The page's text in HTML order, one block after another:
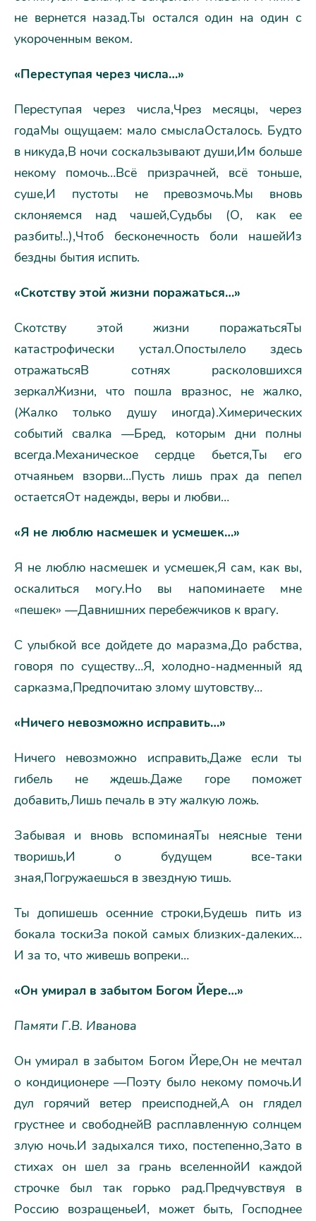
не вернется назад.Ты остался один на один с
укороченным веком.
«Переступая через числа…»
Переступая через числа,Чрез месяцы, через
годаМы ощущаем: мало смыслаОсталось. Будто
в никуда,В ночи соскальзывают души,Им больше
некому помочь…Всё призрачней, всё тоньше,
суше,И пустоты не превозмочь.Мы вновь
склоняемся над чашей,Судьбы (О, как ее
разбить!..),Чтоб бесконечность боли нашейИз
бездны бытия испить.
«Скотству этой жизни поражаться…»
Скотству этой жизни поражатьсяТы
катастрофически устал.Опостылело здесь
отражатьсяВ сотнях расколовшихся
зеркалЖизни, что пошла вразнос, не жалко,
(Жалко только душу иногда).Химерических
событий свалка —Бред, которым дни полны
всегда.Механическое сердце бьется,Ты его
отчаяньем взорви…Пусть лишь прах да пепел
остаетсяОт надежды, веры и любви…
«Я не люблю насмешек и усмешек…»
Я не люблю насмешек и усмешек,Я сам, как вы,
оскалиться могу.Но вы напоминаете мне
«пешек» —Давнишних перебежчиков к врагу.
С улыбкой все дойдете до маразма,До рабства,
говоря по существу…Я, холодно-надменный яд
сарказма,Предпочитаю злому шутовству…
«Ничего невозможно исправить…»
Ничего невозможно исправить,Даже если ты
гибель не ждешь.Даже горе поможет
добавить,Лишь печаль в эту жалкую ложь.
Забывая и вновь вспоминаяТы неясные тени
творишь,И о будущем все-таки
зная,Погружаешься в звездную тишь.
Ты допишешь осенние строки,Будешь пить из
бокала тоскиЗа покой самых близких-далеких…
И за то, что живешь вопреки…
«Он умирал в забытом Богом Йере…»
Памяти Г.В. Иванова
Он умирал в забытом Богом Йере,Он не мечтал
о кондиционере —Поэту было некому помочь.И
дул горячий ветер преисподней,А он глядел
грустнее и свободнейВ расплавленную солнцем
злую ночь.И задыхался тихо, постепенно,Зато в
стихах он шел за грань вселеннойИ каждой
строчке был так горько рад.Предчувствуя в
Россию возращеньеИ, может быть, Господнее